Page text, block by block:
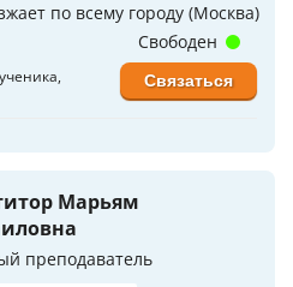
по всему городу (Москва)
Свободен
Связаться
Марьям
преподаватель